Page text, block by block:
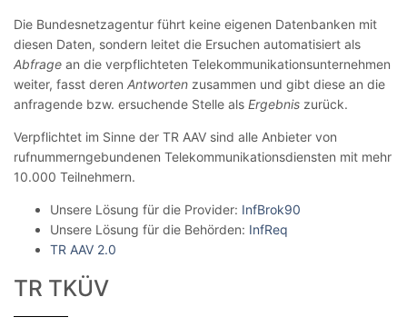
Die Bundesnetzagentur führt keine eigenen Datenbanken mit
diesen Daten, sondern leitet die Ersuchen automatisiert als
Abfrage an die verpflichteten Telekommunikationsunternehmen
weiter, fasst deren Antworten zusammen und gibt diese an die
anfragende bzw. ersuchende Stelle als Ergebnis zurück.
Verpflichtet im Sinne der TR AAV sind alle Anbieter von
rufnummerngebundenen Telekommunikationsdiensten mit mehr
10.000 Teilnehmern.
Unsere Lösung für die Provider: InfBrok90
Unsere Lösung für die Behörden: InfReq
TR AAV 2.0
TR TKÜV